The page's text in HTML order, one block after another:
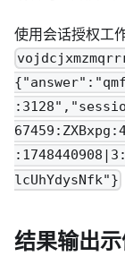
使用会话授权工
lcUhYdysNfk"}
结果输出